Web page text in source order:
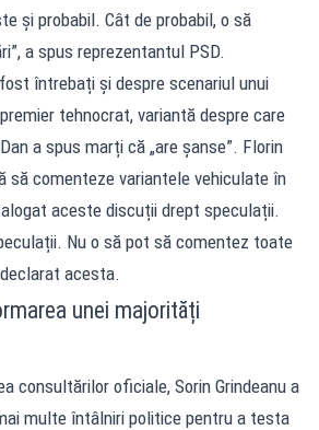
și probabil. Cât de probabil, o să
a spus reprezentantul PSD.
întrebați și despre scenariul unui
tehnocrat, variantă despre care
a spus marți că „are șanse”. Florin
să comenteze variantele vehiculate în
aceste discuții drept speculații.
Nu o să pot să comentez toate
acesta.
unei majorități
consultărilor oficiale, Sorin Grindeanu a
multe întâlniri politice pentru a testa